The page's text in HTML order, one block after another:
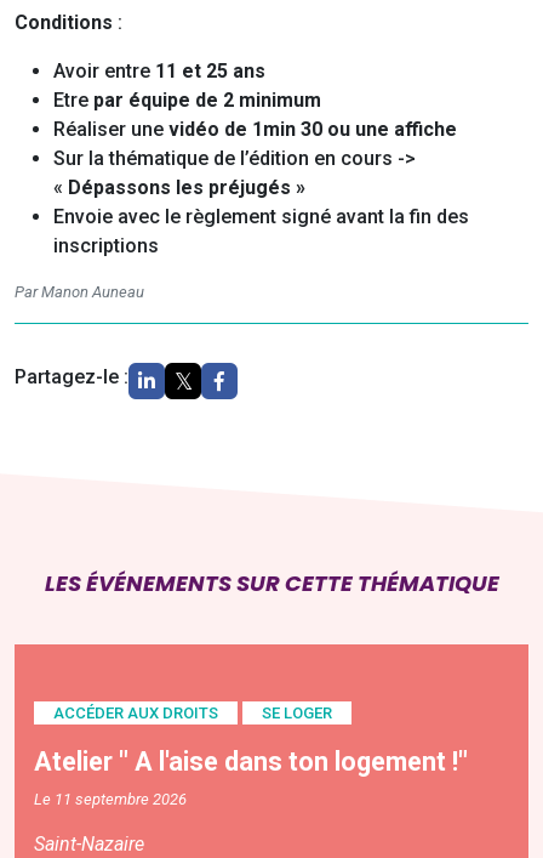
Conditions :
Avoir entre 11 et 25 ans
Etre par équipe de 2 minimum
Réaliser une vidéo de 1min 30 ou une affiche
Sur la thématique de l’édition en cours ->
« Dépassons les préjugés »
Envoie avec le règlement signé avant la fin des
inscriptions
Par Manon Auneau
Partagez-le :
LES ÉVÉNEMENTS SUR CETTE THÉMATIQUE
ACCÉDER AUX DROITS SE LOGER
Atelier " A l'aise dans ton logement !"
Le 11 septembre 2026
Saint-Nazaire